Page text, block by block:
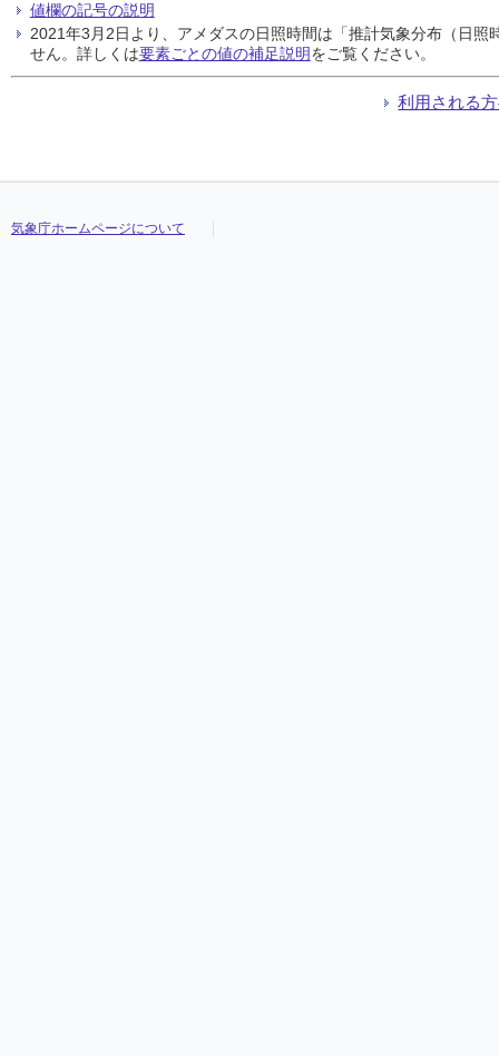
23
/// /// ///
24
/// /// /// /// /// /// ///
23
/// /// ///
24
/// /// /// /// /// /// ///
23
/// /// ///
24
/// /// /// /// /// /// ///
23
/// /// ///
24
/// /// /// /// /// /// ///
値欄の記号の説明
2021年3月2日より、アメダスの日照時間は「推計気象分布（日
せん。詳しくは要素ごとの値の補足説明をご覧ください。
利用される
気象庁ホームページについて